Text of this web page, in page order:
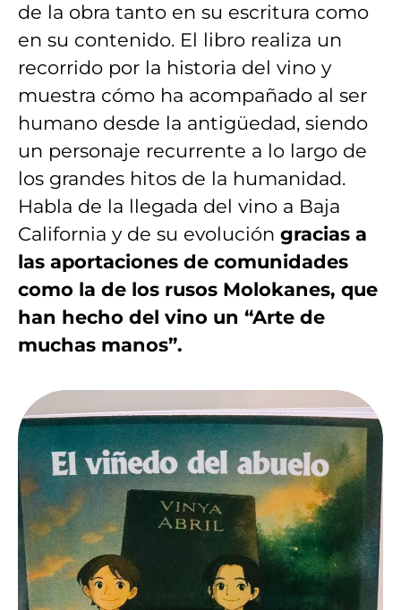
de la obra tanto en su escritura como
en su contenido. El libro realiza un
recorrido por la historia del vino y
muestra cómo ha acompañado al ser
humano desde la antigüedad, siendo
un personaje recurrente a lo largo de
los grandes hitos de la humanidad.
Habla de la llegada del vino a Baja
California y de su evolución gracias a
las aportaciones de comunidades
como la de los rusos Molokanes, que
han hecho del vino un “Arte de
muchas manos”.